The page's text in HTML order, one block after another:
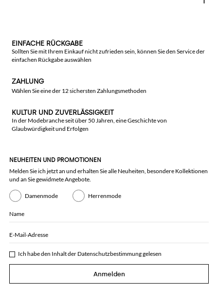
EINFACHE RÜCKGABE
Sollten Sie mit Ihrem Einkauf nicht zufrieden sein, können Sie den Service der
einfachen Rückgabe auswählen
ZAHLUNG
Wählen Sie eine der 12 sichersten Zahlungsmethoden
KULTUR UND ZUVERLÄSSIGKEIT
In der Modebranche seit über 50 Jahren, eine Geschichte von
Glaubwürdigkeit und Erfolgen
NEUHEITEN UND PROMOTIONEN
Melden Sie ich jetzt an und erhalten Sie alle Neuheiten, besondere Kollektionen
und an Sie gewidmete Angebote.
Damenmode Herrenmode
Name
E-Mail-Adresse
Ich habe den Inhalt der Datenschutzbestimmunggelesen
Anmelden